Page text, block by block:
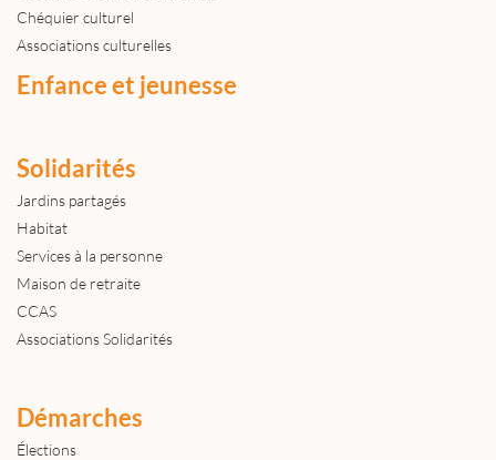
Chéquier culturel
Associations culturelles
Enfance et jeunesse
Solidarités
Jardins partagés
Habitat
Services à la personne
Maison de retraite
CCAS
Associations Solidarités
Démarches
Élections